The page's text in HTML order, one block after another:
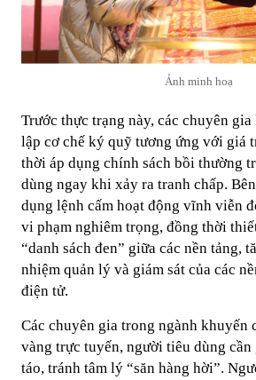
Ảnh minh hoạ
Trước thực trạng này, các chuyên
lập cơ chế ký quỹ tương ứng với giá
thời áp dụng chính sách bồi thường
dùng ngay khi xảy ra tranh chấp.
dụng lệnh cấm hoạt động vĩnh viễn
vi phạm nghiêm trọng, đồng thời
“danh sách đen” giữa các nền tảng,
nhiệm quản lý và giám sát của các
điện tử.
Các chuyên gia trong ngành khuyến
vàng trực tuyến, người tiêu dùng
táo, tránh tâm lý “săn hàng hời”.